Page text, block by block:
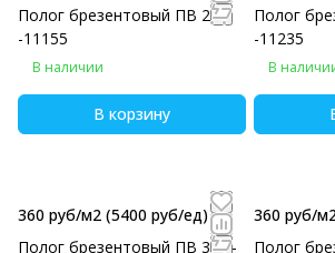
Полог брезентовый ПВ 2х3
-11155
В наличии
В корзину
Полог
-11235
В
360 руб/м2 (5400 руб/eд)
Полог брезентовый ПВ 3х5 -
360 руб/
Полог